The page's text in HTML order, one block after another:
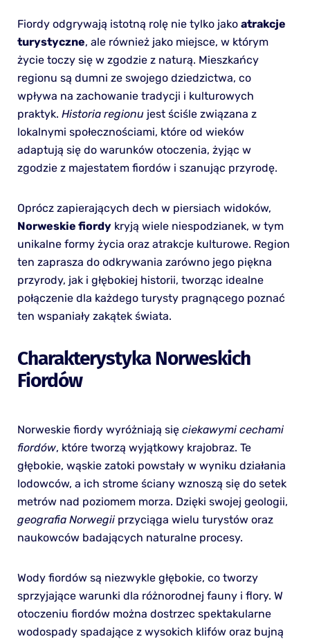
Fiordy odgrywają istotną rolę nie tylko jako atrakcje
turystyczne, ale również jako miejsce, w którym
życie toczy się w zgodzie z naturą. Mieszkańcy
regionu są dumni ze swojego dziedzictwa, co
wpływa na zachowanie tradycji i kulturowych
praktyk. Historia regionu jest ściśle związana z
lokalnymi społecznościami, które od wieków
adaptują się do warunków otoczenia, żyjąc w
zgodzie z majestatem fiordów i szanując przyrodę.
Oprócz zapierających dech w piersiach widoków,
Norweskie fiordykryją wiele niespodzianek, w tym
unikalne formy życia oraz atrakcje kulturowe. Region
ten zaprasza do odkrywania zarówno jego piękna
przyrody, jak i głębokiej historii, tworząc idealne
połączenie dla każdego turysty pragnącego poznać
ten wspaniały zakątek świata.
Charakterystyka Norweskich
Fiordów
Norweskie fiordy wyróżniają się ciekawymi cechami
fiordów, które tworzą wyjątkowy krajobraz. Te
głębokie, wąskie zatoki powstały w wyniku działania
lodowców, a ich strome ściany wznoszą się do setek
metrów nad poziomem morza. Dzięki swojej geologii,
geografia Norwegiiprzyciąga wielu turystów oraz
naukowców badających naturalne procesy.
Wody fiordów są niezwykle głębokie, co tworzy
sprzyjające warunki dla różnorodnej fauny i flory. W
otoczeniu fiordów można dostrzec spektakularne
wodospady spadające z wysokich klifów oraz bujną